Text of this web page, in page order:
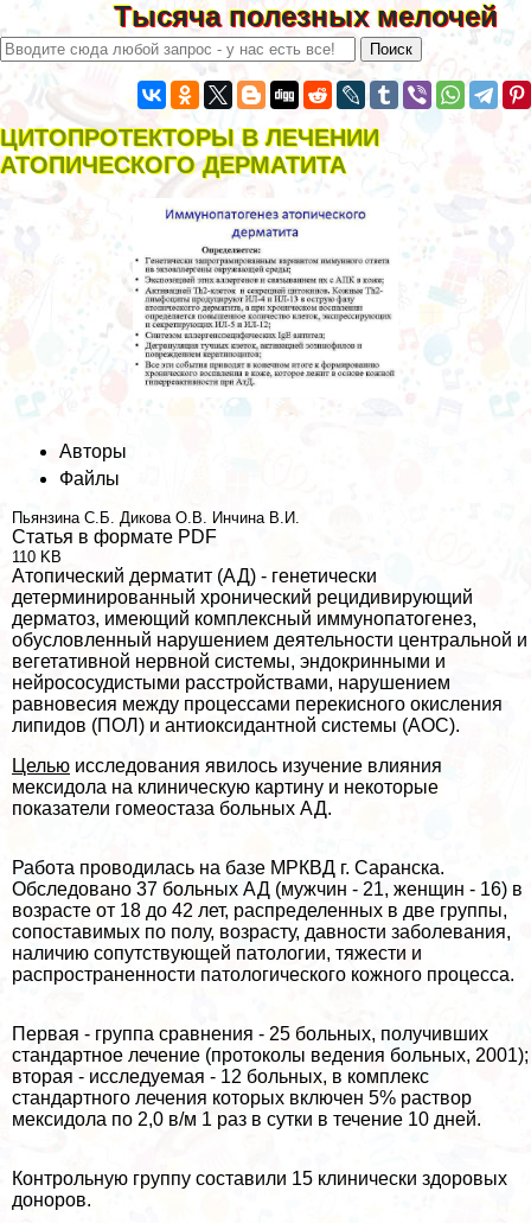
Тысяча полезных мелочей
ЦИТОПРОТЕКТОРЫ В ЛЕЧЕНИИ
АТОПИЧЕСКОГО ДЕРМАТИТА
Авторы
Файлы
Пьянзина С.Б. Дикова О.В. Инчина В.И.
Статья в формате PDF
110 KB
Атопический дерматит (АД) - генетически
детерминированный хронический рецидивирующий
дерматоз, имеющий комплексный иммунопатогенез,
обусловленный нарушением деятельности центральной и
вегетативной нервной системы, эндокринными и
нейрососудистыми расстройствами, нарушением
равновесия между процессами перекисного окисления
липидов (ПОЛ) и антиоксидантной системы (АОС).
Целью исследования явилось изучение влияния
мексидола на клиническую картину и некоторые
показатели гомеостаза больных АД.
Работа проводилась на базе МРКВД г. Саранска.
Обследовано 37 больных АД (мужчин - 21, женщин - 16) в
возрасте от 18 до 42 лет, распределенных в две группы,
сопоставимых по полу, возрасту, давности заболевания,
наличию сопутствующей патологии, тяжести и
распространенности патологического кожного процесса.
Первая - группа сравнения - 25 больных, получивших
стандартное лечение (протоколы ведения больных, 2001);
вторая - исследуемая - 12 больных, в комплекс
стандартного лечения которых включен 5% раствор
мексидола по 2,0 в/м 1 раз в сутки в течение 10 дней.
Контрольную группу составили 15 клинически здоровых
доноров.